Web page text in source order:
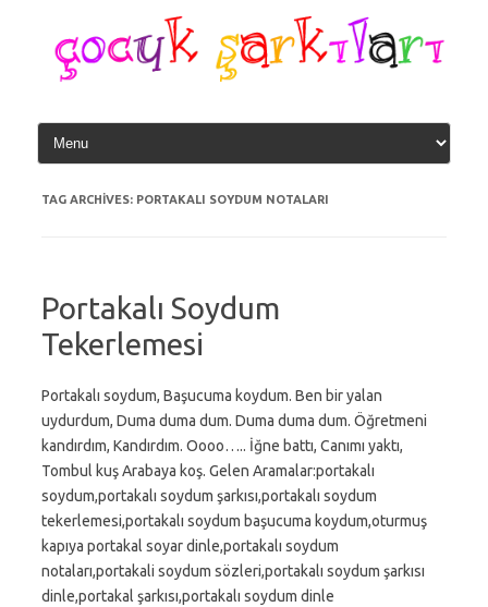
content
TAG ARCHIVES: PORTAKALI SOYDUM NOTALARI
Portakalı Soydum
Tekerlemesi
Portakalı soydum, Başucuma koydum. Ben bir yalan
uydurdum, Duma duma dum. Duma duma dum. Öğretmeni
kandırdım, Kandırdım. Oooo….. İğne battı, Canımı yaktı,
Tombul kuş Arabaya koş. Gelen Aramalar:portakalı
soydum,portakalı soydum şarkısı,portakalı soydum
tekerlemesi,portakalı soydum başucuma koydum,oturmuş
kapıya portakal soyar dinle,portakalı soydum
notaları,portakali soydum sözleri,portakalı soydum şarkısı
dinle,portakal şarkısı,portakalı soydum dinle